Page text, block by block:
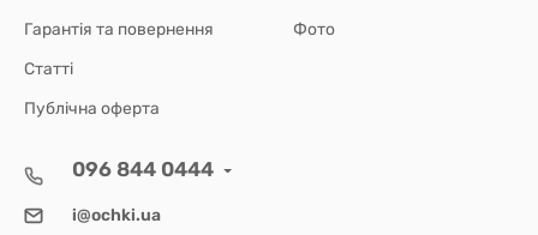
Гарантія та повернення
Статті
Публічна оферта
Фото
096 844 0444
i@ochki.ua